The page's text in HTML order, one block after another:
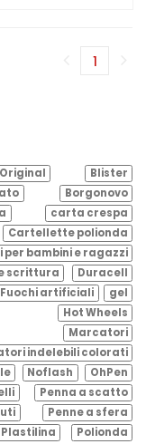
1
Blister
Borgonovo
carta crespa
Cartellette polionda
per bambini e ragazzi
scrittura
Duracell
Fuochi artificiali
gel
Hot Wheels
Marcatori
indelebili colorati
Noflash
OhPen
Penna a scatto
Penne a sfera
Plastilina
Polionda